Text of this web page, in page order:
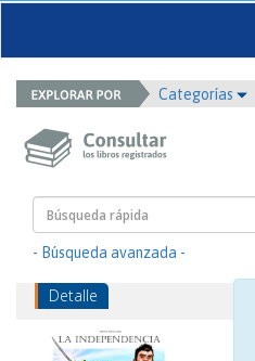
Categorías
- Búsqueda avanzada -
Detalle